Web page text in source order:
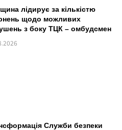
лідирує за кількістю
щодо можливих
з боку ТЦК – омбудсмен
Служби безпеки